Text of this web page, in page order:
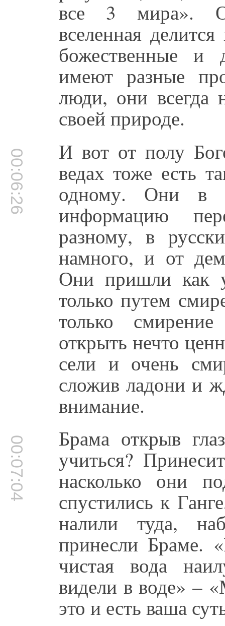
все 3 мира».
вселенная
божественные и
имеют разные
люди, они всегда
своей природе.
00:06:26 И вот от полу
ведах тоже есть
одному. Они в
информацию
разному, в
намного, и от
Они пришли как
только путем
только
открыть нечто
сели и очень
сложив ладони и
внимание.
00:07:04 Брама открыв
учиться?
насколько они
спустились к
налили туда,
принесли Браме.
чистая вода
видели в воде» –
это и есть ваша